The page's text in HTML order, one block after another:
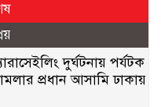
দুর্ঘটনায় পর্যটক
প্রধান আসামি ঢাকায়